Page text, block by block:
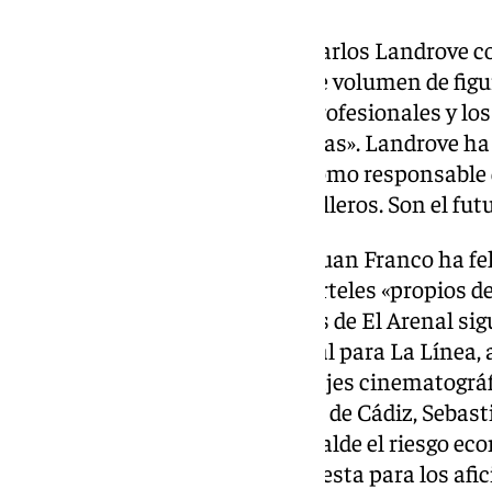
Por su parte, el matador Juan Carlos Landrove
serial, señalando que «traer este volumen de
empresarial inmensa que los profesionales y
acudiendo en masa a las taquillas». Landrove
contar con los más jóvenes: «Como
agradecer la atención a los novilleros. Son el
En el plano político, el alcalde Juan Franco ha
Duarte por estructurar unos carteles «propios
recordado que el coso multiusos de El Arenal
objetivo de ser un motor cultural para La
hasta eventos deportivos y rodajes
vicepresidente de la Diputación de Cádiz,
directa al público para que respalde el riesgo
concesionaria en esta gran apuesta para los